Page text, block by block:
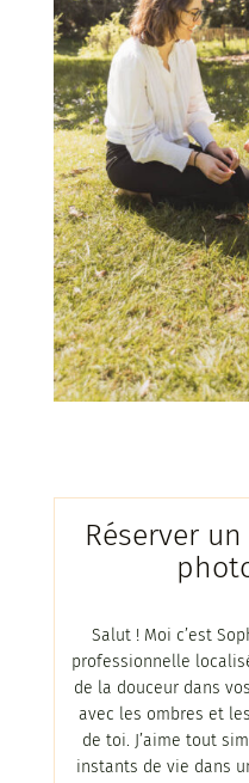
Réserver
Salut ! Moi c’est
professionnelle
de la douceur dans
avec les ombres et
de toi. J’aime tout
instants de vie dans